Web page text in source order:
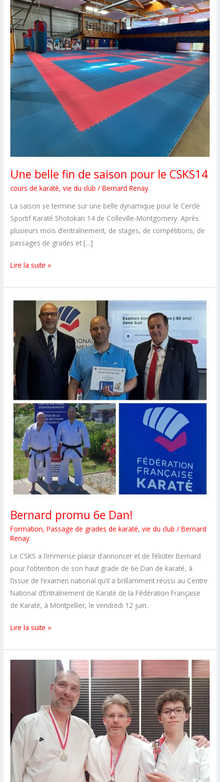
Une belle fin de saison pour le CSKS14
cours de karaté,vie du club /Bernard Renay
La saison se termine sur une belle dynamique pour le Cercle
Sportif Karaté Shotokan 14 de Colleville-Montgomery. Après
plusieurs mois d’entraînement, de stages, de compétitions, de
passages de grades et […]
Une
fin
de
le
CSKS14
Lire la suite »
Bernard promu 6e Dan!
Formation,Passage de grades de karaté,vie du club /Bernard
Renay
Le CSKS a l’immense plaisir d’annoncer et de féliciter Bernard
pour l’obtention de son haut grade de 6e Dan de karaté, à
l’issue de l’examen national qu’il a brillamment réussi au Centre
National d’Entraînement de Karaté de la Fédération Française
de Karaté, à Montpellier, le vendredi 12 juin.
Bernard
6e
Lire la suite »